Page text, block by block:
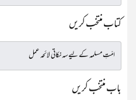
کتاب منتخب کریں
باب منتخب کریں